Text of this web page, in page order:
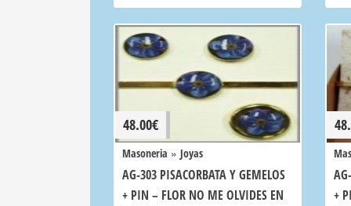
48.00€
Masoneria » Joyas
AG-303 PISACORBATA Y GEMELOS
+ PIN – FLOR NO ME OLVIDES EN
+